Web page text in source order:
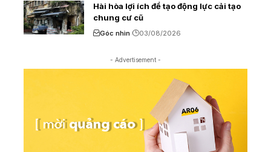
Hài hòa lợi ích để tạo động lực cải tạo
chung cư cũ
Góc nhìn 03/08/2026
- Advertisement -